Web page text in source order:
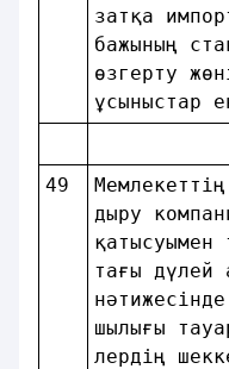
затқа
бажының
49
дыру
қатысуымен
тағы
шылығы
лердiң